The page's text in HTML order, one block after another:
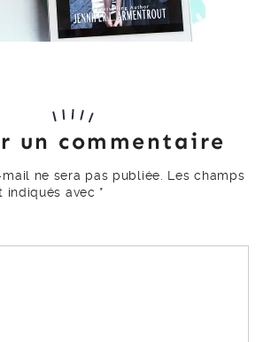
un commentaire
ne sera pas publiée.
Les champs
indiqués avec *